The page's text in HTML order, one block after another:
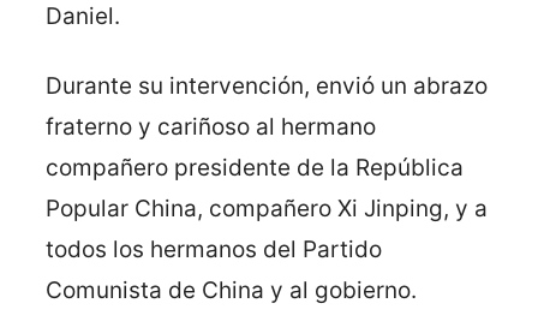
Daniel.
Durante su intervención, envió un abrazo
fraterno y cariñoso al hermano
compañero presidente de la República
Popular China, compañero Xi Jinping, y a
todos los hermanos del Partido
Comunista de China y al gobierno.